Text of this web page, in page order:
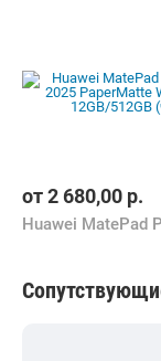
от2 680,00 р.